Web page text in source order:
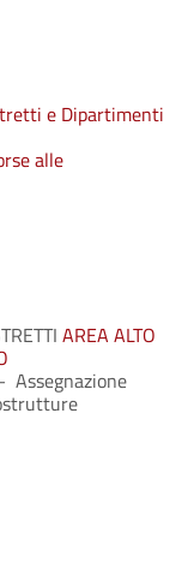
e Dipartimenti
alle
AREA ALTO
Assegnazione